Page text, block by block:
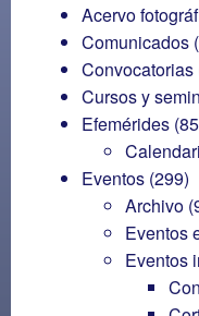
Acervo
Comunicados
Convocatorias
Cursos y
Efemérides
Eventos (299)
Archivo
Eventos
Eventos